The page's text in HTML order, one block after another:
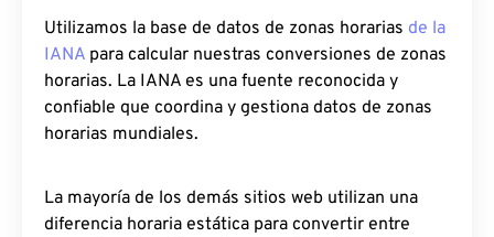
Utilizamos la base de datos de zonas horarias de la
IANA para calcular nuestras conversiones de zonas
horarias. La IANA es una fuente reconocida y
confiable que coordina y gestiona datos de zonas
horarias mundiales.
La mayoría de los demás sitios web utilizan una
diferencia horaria estática para convertir entre